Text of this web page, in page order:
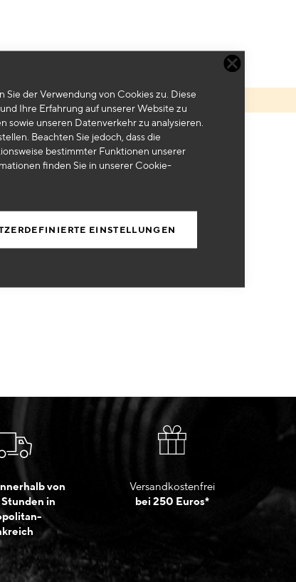
der Verwendung von Cookies zu. Diese
Ihre Erfahrung auf unserer Website zu
sowie unseren Datenverkehr zu analysieren.
Beachten Sie jedoch, dass die
bestimmter Funktionen unserer
finden Sie in unserer Cookie-
EINSTELLUNGEN
zu ihrer Auswahl finden.
von
Stunden in
Versandkostenfrei
bei 250 Euros*